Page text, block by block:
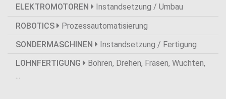
ELEKTROMOTOREN
Instandsetzung / Umbau
ROBOTICS
Prozessautomatisierung
SONDERMASCHINEN
Instandsetzung / Fertigung
LOHNFERTIGUNG
Bohren, Drehen, Fräsen, Wuchten,
...